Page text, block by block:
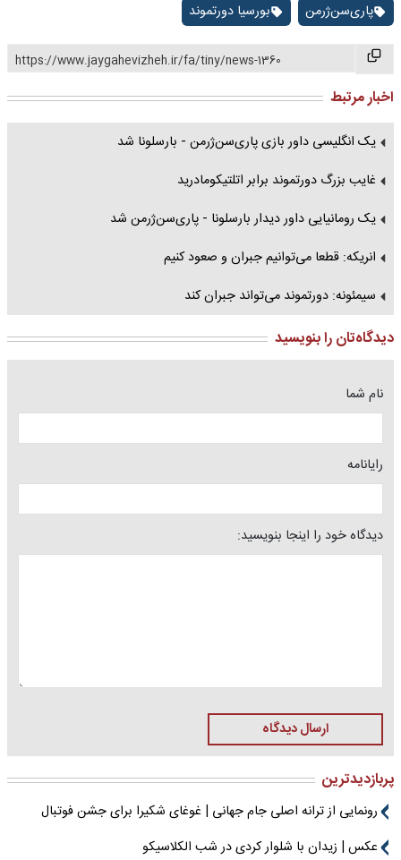
پاری‌سن‌ژرمن
بورسیا دورتموند
https://www.jaygahevizheh.ir/fa/tiny/news-1360
اخبار مرتبط
یک انگلیسی داور بازی پاری‌سن‌ژرمن - بارسلونا شد
غایب بزرگ دورتموند برابر اتلتیکومادرید
یک رومانیایی داور دیدار بارسلونا - پاری‌سن‌ژرمن شد
انریکه: قطعا می‌توانیم جبران و صعود کنیم
سیمئونه: دورتموند می‌تواند جبران کند
دیدگاه‌تان را بنویسید
نام شما
رایانامه
دیدگاه خود را اینجا بنویسید:
ارسال دیدگاه
پربازدیدترین
رونمایی از ترانه اصلی جام جهانی | غوغای شکیرا برای جشن فوتبال
عکس | زیدان با شلوار کردی در شب الکلاسیکو